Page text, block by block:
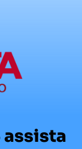
assista